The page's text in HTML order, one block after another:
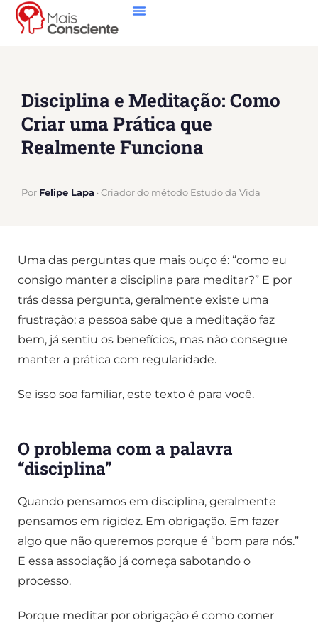
Disciplina e Meditação: Como
Criar uma Prática que
Realmente Funciona
Por Felipe Lapa · Criador do método Estudo da Vida
Uma das perguntas que mais ouço é: “como eu
consigo manter a disciplina para meditar?” E por
trás dessa pergunta, geralmente existe uma
frustração: a pessoa sabe que a meditação faz
bem, já sentiu os benefícios, mas não consegue
manter a prática com regularidade.
Se isso soa familiar, este texto é para você.
O problema com a palavra
“disciplina”
Quando pensamos em disciplina, geralmente
pensamos em rigidez. Em obrigação. Em fazer
algo que não queremos porque é “bom para nós.”
E essa associação já começa sabotando o
processo.
Porque meditar por obrigação é como comer